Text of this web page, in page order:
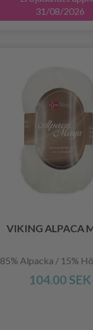
31/08/2026
VIKING ALPACA
85% Alpacka / 15%
104.00 SEK